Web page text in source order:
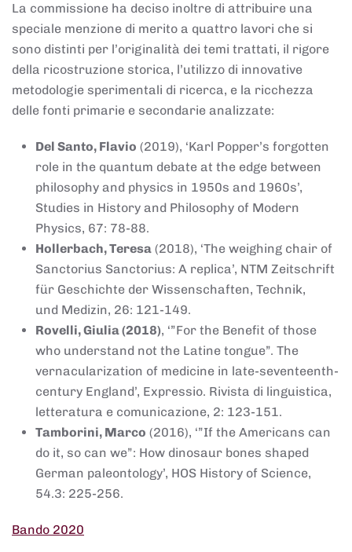
La commissione ha deciso inoltre di attribuire una
speciale menzione di merito a quattro lavori che si
sono distinti per l’originalità dei temi trattati, il rigore
della ricostruzione storica, l’utilizzo di innovative
metodologie sperimentali di ricerca, e la ricchezza
delle fonti primarie e secondarie analizzate:
Del Santo, Flavio (2019), ‘Karl Popper’s forgotten
role in the quantum debate at the edge between
philosophy and physics in 1950s and 1960s’,
Studies in History and Philosophy of Modern
Physics, 67: 78-88.
Hollerbach, Teresa (2018), ‘The weighing chair of
Sanctorius Sanctorius: A replica’, NTM Zeitschrift
für Geschichte der Wissenschaften, Technik,
und Medizin, 26: 121-149.
Rovelli, Giulia (2018), ‘”For the Benefit of those
who understand not the Latine tongue”. The
vernacularization of medicine in late-seventeenth-
century England’, Expressio. Rivista di linguistica,
letteratura e comunicazione, 2: 123-151.
Tamborini, Marco (2016), ‘”If the Americans can
do it, so can we”: How dinosaur bones shaped
German paleontology’, HOS History of Science,
54.3: 225-256.
Bando 2020